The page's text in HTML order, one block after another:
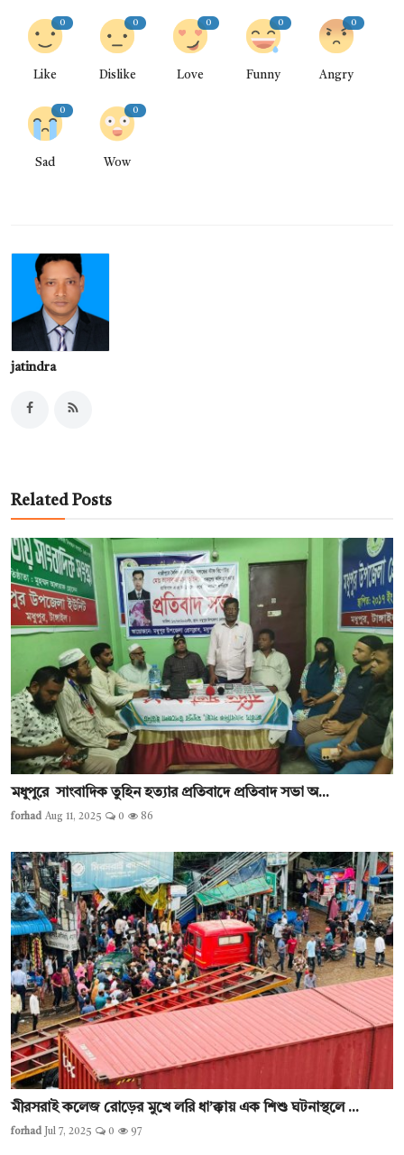
0
Like
0
Dislike
0
Love
0
Funny
0
Angry
0
Sad
0
Wow
jatindra
Related Posts
মধুপুরে সাংবাদিক তুহিন হত্যার প্রতিবাদে প্রতিবাদ সভা অ...
forhad Aug 11, 2025 0 86
মীরসরাই কলেজ রোড়ের মুখে লরি ধা’ক্কায় এক শিশু ঘটনাস্থলে ...
forhad Jul 7, 2025 0 97